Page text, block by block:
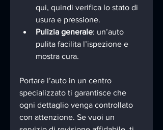
qui, quindi verifica lo stato di
usura e pressione.
Pulizia generale: un’auto
pulita facilita l’ispezione e
mostra cura.
Portare l’auto in un centro
specializzato ti garantisce che
ogni dettaglio venga controllato
con attenzione. Se vuoi un